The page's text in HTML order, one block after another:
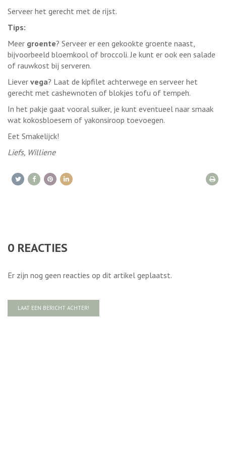
Serveer het gerecht met de rijst.
Tips:
Meer groente? Serveer er een gekookte groente naast,
bijvoorbeeld bloemkool of broccoli. Je kunt er ook een salade
of rauwkost bij serveren.
Liever vega? Laat de kipfilet achterwege en serveer het
gerecht met cashewnoten of blokjes tofu of tempeh.
In het pakje gaat vooral suiker, je kunt eventueel naar smaak
wat kokosbloesem of yakonsiroop toevoegen.
Eet Smakelijck!
Liefs, Williene
0 REACTIES
Er zijn nog geen reacties op dit artikel geplaatst.
LAAT EEN BERICHT ACHTER!